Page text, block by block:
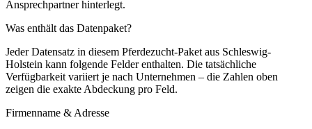
Ansprechpartner hinterlegt.
Was enthält das Datenpaket?
Jeder Datensatz in diesem Pferdezucht-Paket aus Schleswig-
Holstein kann folgende Felder enthalten. Die tatsächliche
Verfügbarkeit variiert je nach Unternehmen – die Zahlen oben
zeigen die exakte Abdeckung pro Feld.
Firmenname & Adresse